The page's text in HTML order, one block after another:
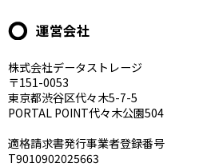
運営会社
株式会社データストレージ
〒151-0053
東京都渋谷区代々木5-7-5
PORTAL POINT代々木公園504
適格請求書発行事業者登録番号
T9010902025663